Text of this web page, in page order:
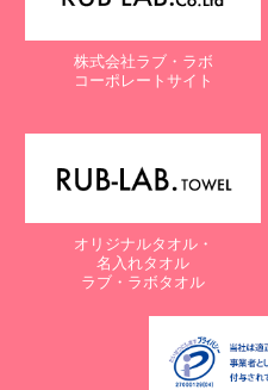
株式会社ラブ・ラボ
コーポレートサイト
オリジナルタオル・
名入れタオル
ラブ・ラボタオル